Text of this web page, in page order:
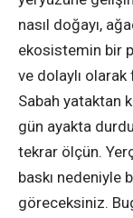
nasıl doğayı,
ekosistemin bir
ve dolaylı
Sabah yataktan
gün ayakta
tekrar ölçün.
baskı nedeniyle
göreceksiniz.